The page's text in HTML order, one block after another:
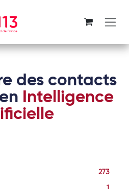
des contacts
Intelligence
273